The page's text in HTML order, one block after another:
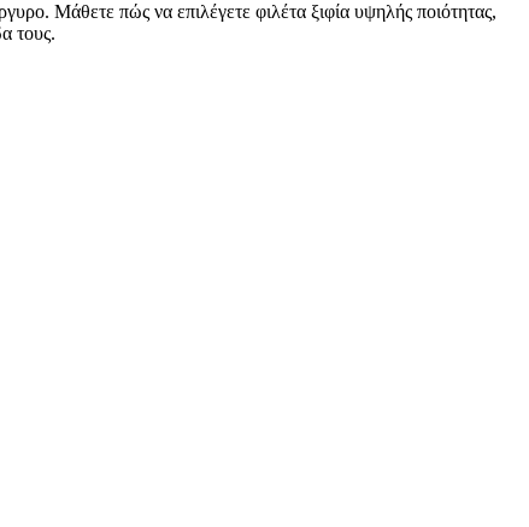
Μάθετε πώς να επιλέγετε φιλέτα ξιφία υψηλής ποιότητας,
τους.